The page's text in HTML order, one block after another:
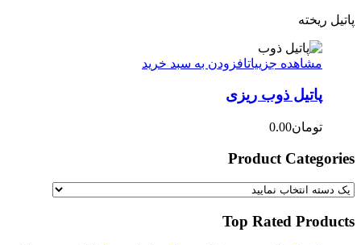
پاتیل ریخته
مشاهده جزییاتافزودن به سبد خرید
پاتیل ذوب ریزی
تومان0.00
Product Categories
Top Rated Products